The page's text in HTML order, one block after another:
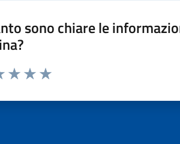
sono chiare le